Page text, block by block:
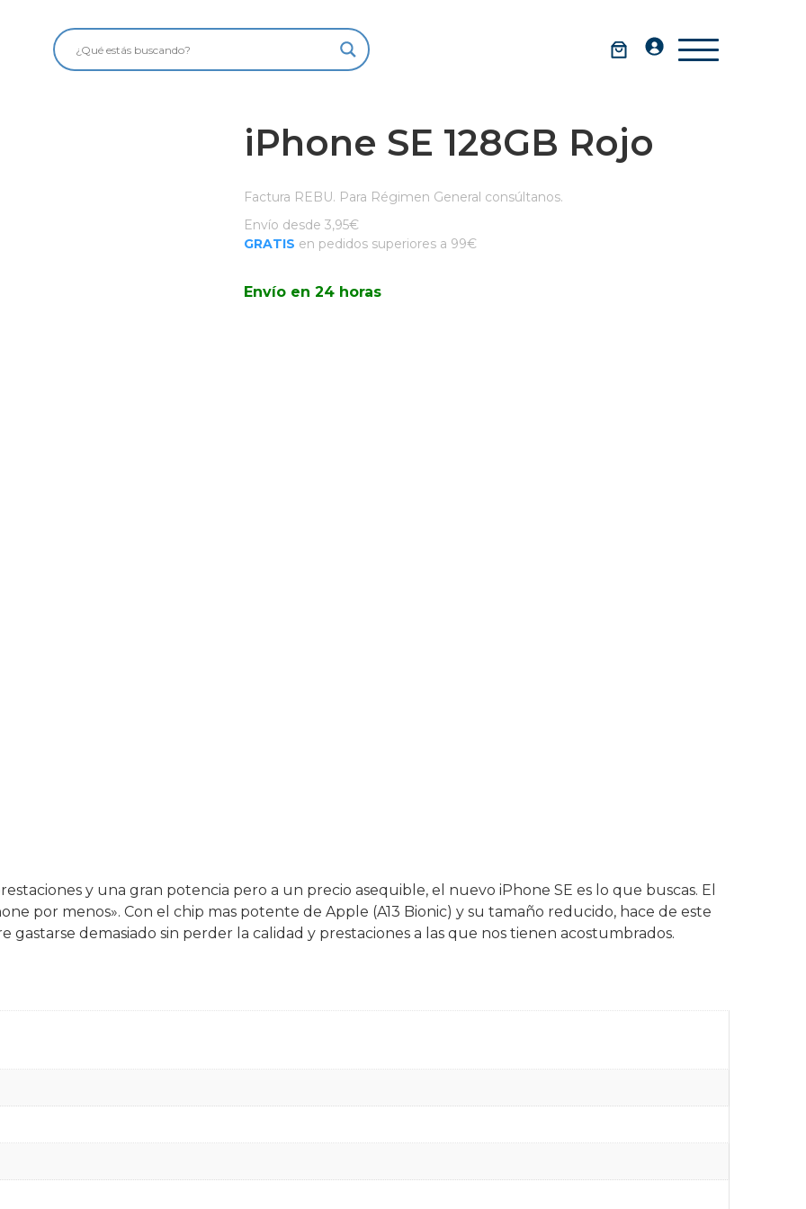
iPhone SE 128GB Rojo
Factura REBU. Para Régimen General consúltanos.
Envío desde 3,95€
GRATIS en pedidos superiores a 99€
Envío en 24 horas
y una gran potencia pero a un precio asequible, el nuevo iPhone SE es lo que buscas. El
por menos». Con el chip mas potente de Apple (A13 Bionic) y su tamaño reducido, hace de este
demasiado sin perder la calidad y prestaciones a las que nos tienen acostumbrados.